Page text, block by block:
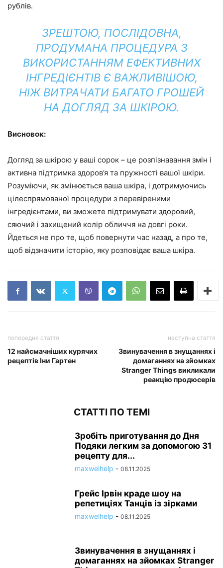
рублів.
ЗРЕШТОЮ, ПОСЛІДОВНА,
ПРОДУМАНА ПРОЦЕДУРА З
ВИКОРИСТАННЯМ ЕФЕКТИВНИХ
ІНГРЕДІЄНТІВ Є ВАЖЛИВІШОЮ,
НІЖ ВИТРАЧАТИ БАГАТО ГРОШЕЙ
НА ДОГЛЯД ЗА ШКІРОЮ.
Висновок:
Догляд за шкірою у ваші сорок – це розпізнавання змін і
активна підтримка здоров’я та пружності вашої шкіри.
Розуміючи, як змінюється ваша шкіра, і дотримуючись
цілеспрямованої процедури з перевіреними
інгредієнтами, ви зможете підтримувати здоровий,
сяючий і захищений колір обличчя на довгі роки.
Йдеться не про те, щоб повернути час назад, а про те,
щоб відзначити історію, яку розповідає ваша шкіра.
попередня стаття
12 найсмачніших курячих
рецептів Іни Гартен
наступна стаття
Звинувачення в знущаннях і
домаганнях на зйомках
Stranger Things викликали
реакцію продюсерів
СТАТТІ ПО ТЕМІ
Зробіть приготування до Дня
Подяки легким за допомогою 31
рецепту для...
maxwelhelp - 08.11.2025
Грейс Ірвін краде шоу на
репетиціях Танців із зірками
maxwelhelp - 08.11.2025
Звинувачення в знущаннях і
домаганнях на зйомках Stranger